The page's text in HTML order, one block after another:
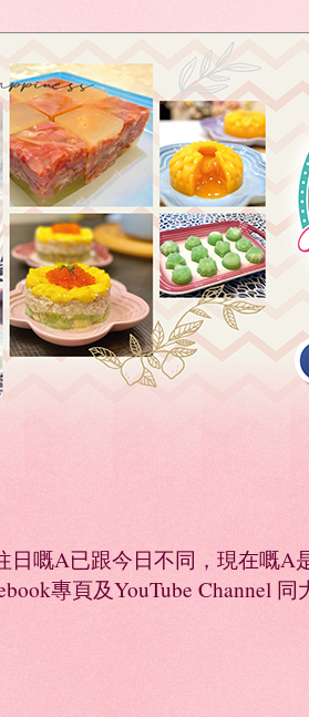
日嘅A已跟今日不同，現在嘅A
專頁及YouTube Channel